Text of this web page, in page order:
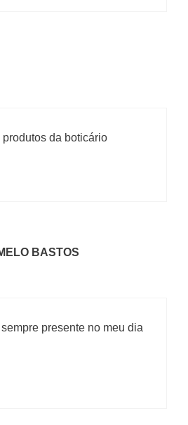
da boticário
BASTOS
presente no meu dia